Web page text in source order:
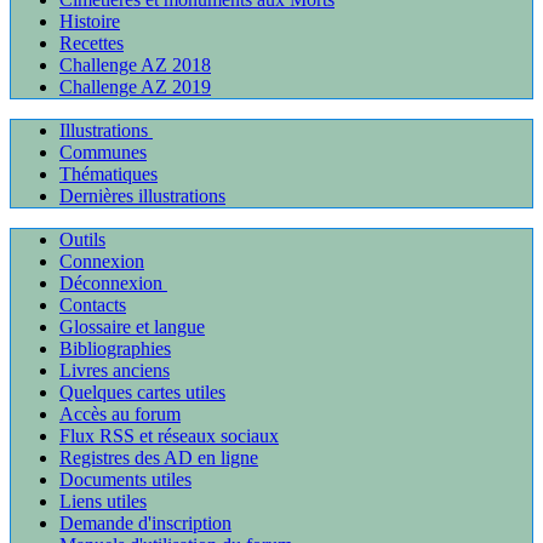
Histoire
Recettes
Challenge AZ 2018
Challenge AZ 2019
Illustrations
Communes
Thématiques
Dernières illustrations
Outils
Connexion
Déconnexion
Contacts
Glossaire et langue
Bibliographies
Livres anciens
Quelques cartes utiles
Accès au forum
Flux RSS et réseaux sociaux
Registres des AD en ligne
Documents utiles
Liens utiles
Demande d'inscription